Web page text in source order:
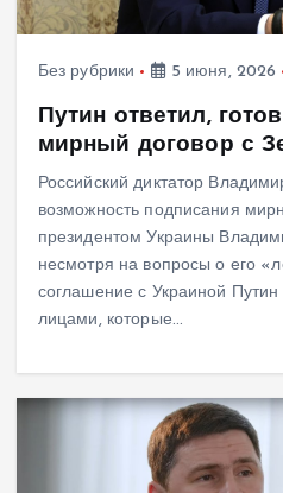
Без рубрики 5 июня, 2026
Путин ответил,
мирный договор с
Российский диктатор
возможность подписания
президентом Украины
несмотря на вопросы о его
соглашение с Украиной Путин
лицами, которые…